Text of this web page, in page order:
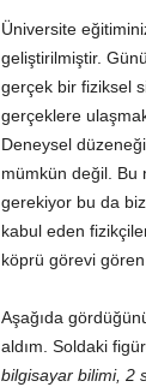
Üniversite
geliştirilmiştir.
gerçek bir fiziksel
gerçeklere
Deneysel
mümkün değil. Bu
gerekiyor bu da
kabul eden
köprü görevi gören
Aşağıda
aldım. Soldaki
bilgisayar bilimi, 2